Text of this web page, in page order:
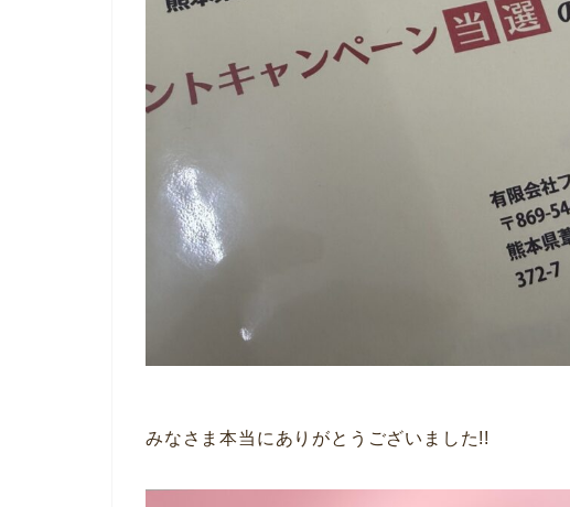
みなさま本当にありがとうございました!!